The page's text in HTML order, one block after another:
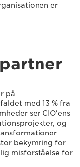
er
på
med 13 % fra
ser CIO'ens
og
bekymring for
misforståelse for